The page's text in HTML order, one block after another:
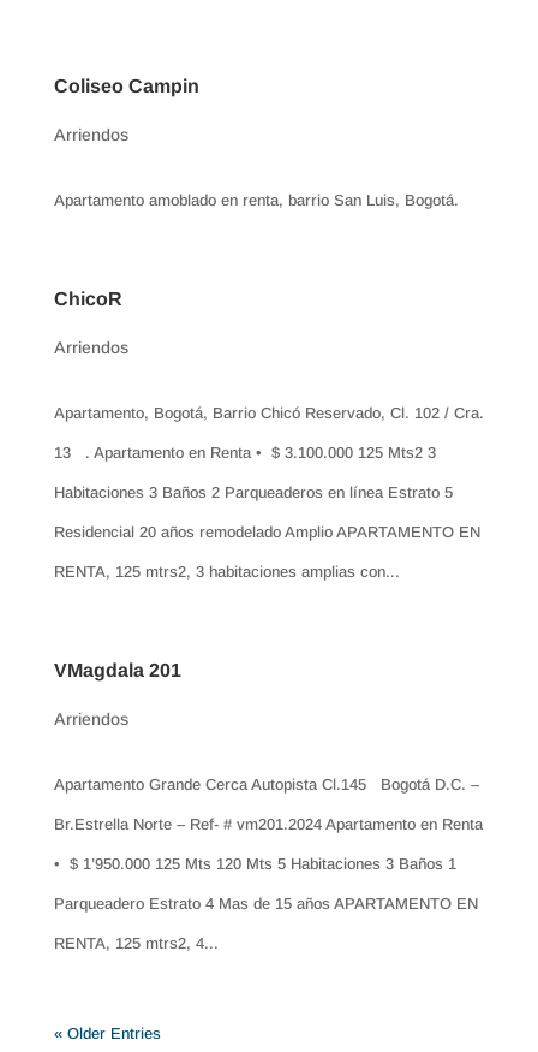
Coliseo Campin
Arriendos
Apartamento amoblado en renta, barrio San Luis, Bogotá.
ChicoR
Arriendos
Apartamento, Bogotá, Barrio Chicó Reservado, Cl. 102 / Cra.
13 . Apartamento en Renta • $ 3.100.000 125 Mts2 3
Habitaciones 3 Baños 2 Parqueaderos en línea Estrato 5
Residencial 20 años remodelado Amplio APARTAMENTO EN
RENTA, 125 mtrs2, 3 habitaciones amplias con...
VMagdala 201
Arriendos
Apartamento Grande Cerca Autopista Cl.145 Bogotá D.C. –
Br.Estrella Norte – Ref- # vm201.2024 Apartamento en Renta
• $ 1’950.000 125 Mts 120 Mts 5 Habitaciones 3 Baños 1
Parqueadero Estrato 4 Mas de 15 años APARTAMENTO EN
RENTA, 125 mtrs2, 4...
« Older Entries